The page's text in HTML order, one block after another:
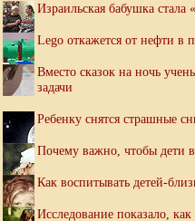
Израильская бабушка
Lego откажется от нефти в
Вместо сказок на ночь
задачи
Ребенку снятся страшные
Почему важно, чтобы дети
Как воспитывать детей-
Исследование показало, как